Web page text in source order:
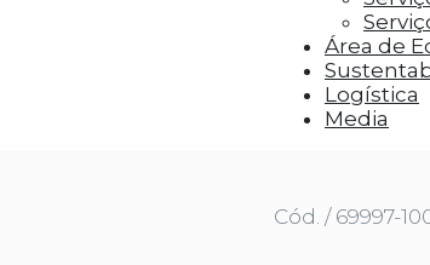
Área de
Logística
Media
Cód. / 69997-